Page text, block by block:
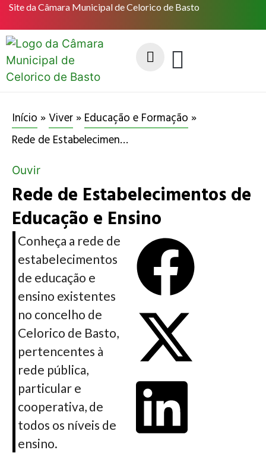
Site da Câmara Municipal de Celorico de Basto
Início »Viver» Educação e Formação »
Rede de Estabelecimentos de Educação e Ensino
Ouvir
Rede de Estabelecimentos de
Educação e Ensino
Conheça a rede de
estabelecimentos
de educação e
ensino existentes
no concelho de
Celorico de Basto,
pertencentes à
rede pública,
particular e
cooperativa, de
todos os níveis de
ensino.